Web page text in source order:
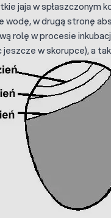
jaja w spłaszczonym
wodę, w drugą stronę
rolę w procesie
jeszcze w skorupce), a